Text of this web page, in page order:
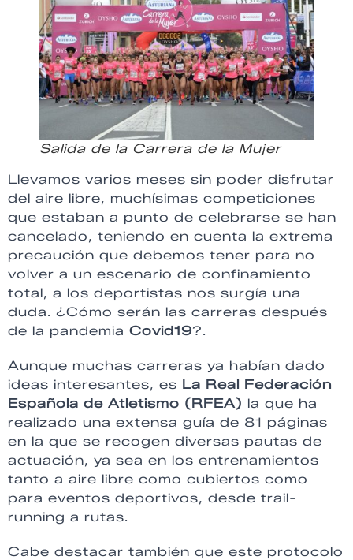
Salida de la Carrera de la Mujer
Llevamos varios meses sin poder disfrutar
del aire libre, muchísimas competiciones
que estaban a punto de celebrarse se han
cancelado, teniendo en cuenta la extrema
precaución que debemos tener para no
volver a un escenario de confinamiento
total, a los deportistas nos surgía una
duda. ¿Cómo serán las carreras después
de la pandemia Covid19?.
Aunque muchas carreras ya habían dado
ideas interesantes, es La Real Federación
Española de Atletismo (RFEA) la que ha
realizado una extensa guía de 81 páginas
en la que se recogen diversas pautas de
actuación, ya sea en los entrenamientos
tanto a aire libre como cubiertos como
para eventos deportivos, desde trail-
running a rutas.
Cabe destacar también que este protocolo